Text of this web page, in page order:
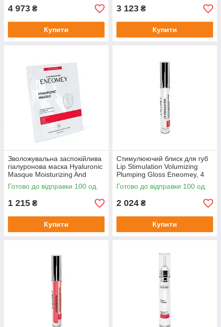
4 973 ₴
Купити
3 123 ₴
Купити
Зволожувальна заспокійлива
гіалуронова маска Hyaluronic
Masque Moisturizing And
Soothing Mask Eneomey, 1шт
Готово до відправки 100 од.
1 215 ₴
Купити
Стимулюючий блиск для губ
Lip Stimulation Volumizing
Plumping Gloss Eneomey, 4
мл
Готово до відправки 100 од.
2 024 ₴
Купити